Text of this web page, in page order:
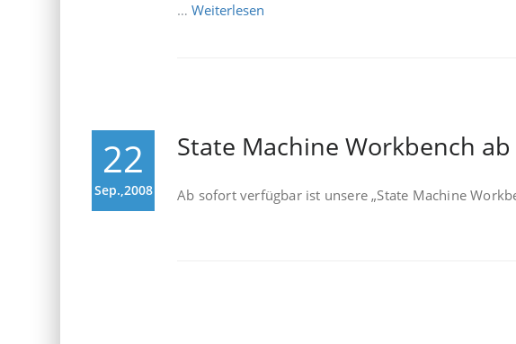
… Weiterlesen
22
Sep.,2008
State Machine Workbench
Ab sofort verfügbar ist unsere „State Machine